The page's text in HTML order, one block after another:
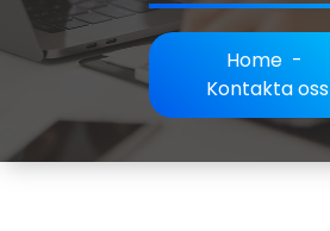
Home -
Kontakta oss